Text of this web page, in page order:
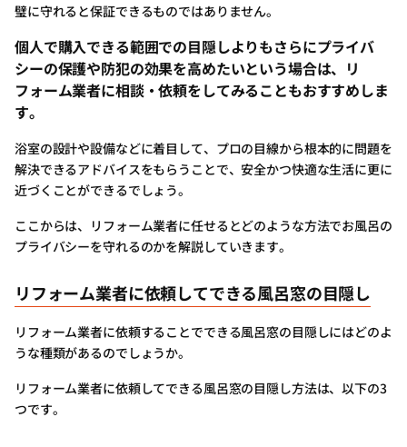
璧に守れると保証できるものではありません。
個人で購入できる範囲での目隠しよりもさらにプライバ
シーの保護や防犯の効果を高めたいという場合は、リ
フォーム業者に相談・依頼をしてみることもおすすめしま
す。
浴室の設計や設備などに着目して、プロの目線から根本的に問題を
解決できるアドバイスをもらうことで、安全かつ快適な生活に更に
近づくことができるでしょう。
ここからは、リフォーム業者に任せるとどのような方法でお風呂の
プライバシーを守れるのかを解説していきます。
リフォーム業者に依頼してできる風呂窓の目隠し
リフォーム業者に依頼することでできる風呂窓の目隠しにはどのよ
うな種類があるのでしょうか。
リフォーム業者に依頼してできる風呂窓の目隠し方法は、以下の3
つです。